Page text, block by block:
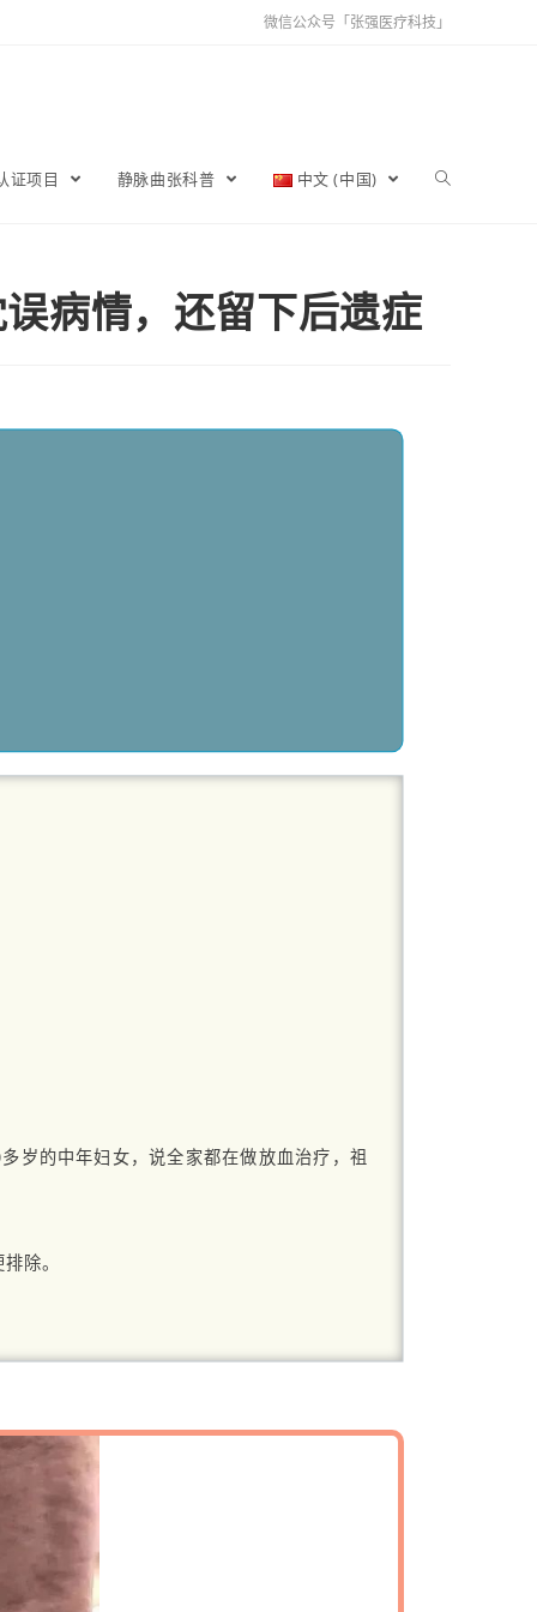
微信公众号「张强医疗科技」
证项目 静脉曲张科普 中文 (中国)
病情，还留下后遗症
岁的中年妇女，说全家都在做放血治疗，祖
除。